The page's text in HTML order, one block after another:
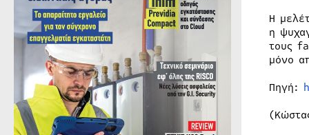
Η
η
τους
μόνο
Πηγή: